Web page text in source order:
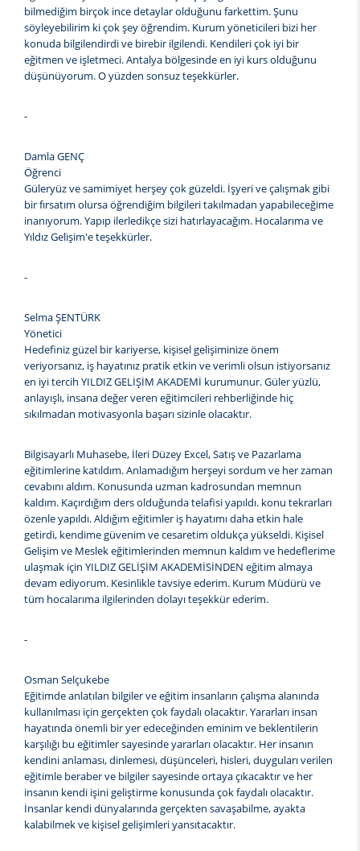
bilmediğim birçok ince detaylar olduğunu farkettim. Şunu
söyleyebilirim ki çok şey öğrendim. Kurum yöneticileri bizi her
konuda bilgilendirdi ve birebir ilgilendi. Kendileri çok iyi bir
eğitmen ve işletmeci. Antalya bölgesinde en iyi kurs olduğunu
düşünüyorum. O yüzden sonsuz teşekkürler.
-
Damla GENÇ
Öğrenci
Güleryüz ve samimiyet herşey çok güzeldi. İşyeri ve çalışmak gibi
bir fırsatım olursa öğrendiğim bilgileri takılmadan yapabileceğime
inanıyorum. Yapıp ilerledikçe sizi hatırlayacağım. Hocalarıma ve
Yıldız Gelişim'e teşekkürler.
-
Selma ŞENTÜRK
Yönetici
Hedefiniz güzel bir kariyerse, kişisel gelişiminize önem
veriyorsanız, iş hayatınız pratik etkin ve verimli olsun istiyorsanız
en iyi tercih YILDIZ GELİŞİM AKADEMİ kurumunur. Güler yüzlü,
anlayışlı, insana değer veren eğitimcileri rehberliğinde hiç
sıkılmadan motivasyonla başarı sizinle olacaktır.
Bilgisayarlı Muhasebe, İleri Düzey Excel, Satış ve Pazarlama
eğitimlerine katıldım. Anlamadığım herşeyi sordum ve her zaman
cevabını aldım. Konusunda uzman kadrosundan memnun
kaldım. Kaçırdığım ders olduğunda telafisi yapıldı. konu tekrarları
özenle yapıldı. Aldığım eğitimler iş hayatımı daha etkin hale
getirdi, kendime güvenim ve cesaretim oldukça yükseldi. Kişisel
Gelişim ve Meslek eğitimlerinden memnun kaldım ve hedeflerime
ulaşmak için YILDIZ GELİŞİM AKADEMİSİNDEN eğitim almaya
devam ediyorum. Kesinlikle tavsiye ederim. Kurum Müdürü ve
tüm hocalarıma ilgilerinden dolayı teşekkür ederim.
-
Osman Selçukebe
Eğitimde anlatılan bilgiler ve eğitim insanların çalışma alanında
kullanılması için gerçekten çok faydalı olacaktır. Yararları insan
hayatında önemli bir yer edeceğinden eminim ve beklentilerin
karşılığı bu eğitimler sayesinde yararları olacaktır. Her insanın
kendini anlaması, dinlemesi, düşünceleri, hisleri, duyguları verilen
eğitimle beraber ve bilgiler sayesinde ortaya çıkacaktır ve her
insanın kendi işini geliştirme konusunda çok faydalı olacaktır.
İnsanlar kendi dünyalarında gerçekten savaşabilme, ayakta
kalabilmek ve kişisel gelişimleri yansıtacaktır.